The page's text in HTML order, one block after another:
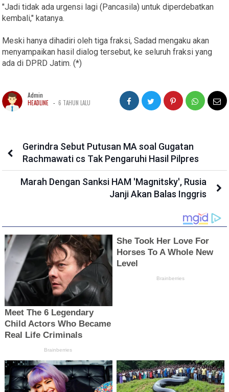
"Jadi tidak ada urgensi lagi (Pancasila) untuk diperdebatkan
kembali," katanya.
Meski hanya dihadiri oleh tiga fraksi, Sadad mengaku akan
menyampaikan hasil dialog tersebut, ke seluruh fraksi yang
ada di DPRD Jatim. (*)
Admin
HEADLINE - 6 TAHUN LALU
Gerindra Sebut Putusan MA soal Gugatan
Rachmawati cs Tak Pengaruhi Hasil Pilpres
Marah Dengan Sanksi HAM 'Magnitsky', Rusia
Janji Akan Balas Inggris